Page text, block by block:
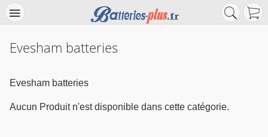
Evesham batteries
Evesham batteries
Aucun Produit n'est disponible dans cette catégorie.